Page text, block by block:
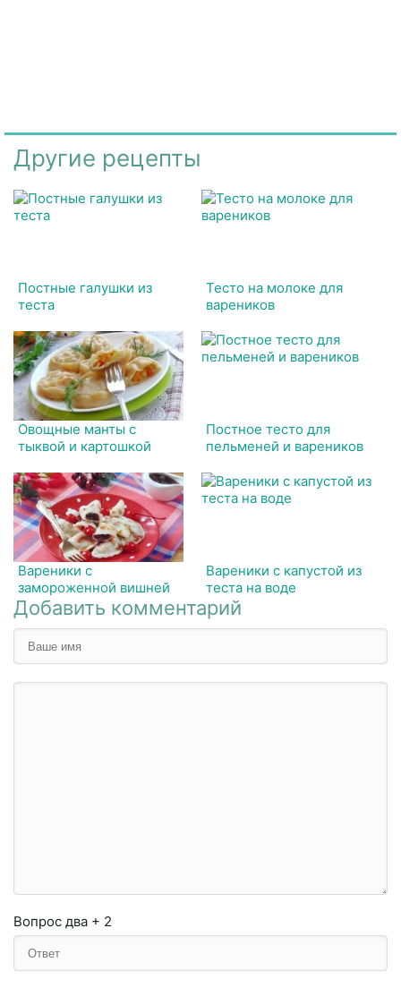
Другие рецепты
Постные галушки из
теста
Тесто на молоке для
вареников
Овощные манты с
тыквой и картошкой
Постное тесто для
пельменей и вареников
Вареники с
замороженной вишней
Вареники с капустой из
теста на воде
Добавить комментарий
Вопрос два + 2